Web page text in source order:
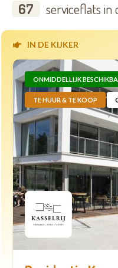
67 serviceflats in
IN DE KIJKER
ONMIDDELLIJK
TE HUUR & TE KOOP